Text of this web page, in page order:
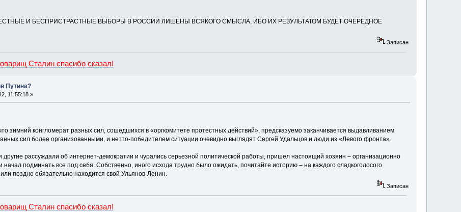
И БЕСПРИСТРАСТНЫЕ ВЫБОРЫ В РОССИИ ЛИШЕНЫ ВСЯКОГО СМЫСЛА, ИБО ИХ РЕЗУЛЬТАТОМ БУДЕТ ОЧЕРЕДНОЕ
Записан
Сталин спасибо сказал!
Путина?
11:55:18 »
зимний конгломерат разных сил, сошедшихся в «оргкомитете протестных действий», предсказуемо заканчивается выдавливанием
сил более организованными, и нетто-победителем ситуации очевидно выглядят Сергей Удальцов и люди из «Левого фронта».
рассуждали об интернет-демократии и чурались серьезной политической работы, пришел настоящий хозяин – организационно
начал подминать все под себя. Собственно, иного исхода трудно было ожидать, почитайте историю – на каждого сладкоголосого
поздно обязательно находится свой Ульянов-Ленин.
Записан
Сталин спасибо сказал!